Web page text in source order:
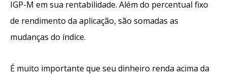
IGP-M em sua rentabilidade. Além do percentual fixo
de rendimento da aplicação, são somadas as
mudanças do índice.
É muito importante que seu dinheiro renda acima da